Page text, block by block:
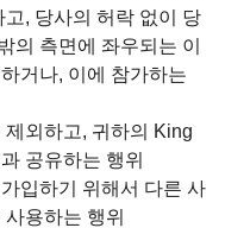
, 당사의 허락 없이 당
의 측면에 좌우되는 이
거나, 이에 참가하는
외하고, 귀하의 King
공유하는 행위
입하기 위해서 다른 사
용하는 행위